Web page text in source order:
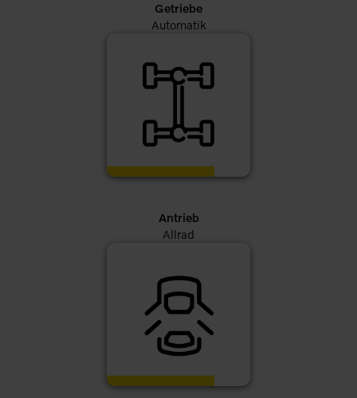
Getriebe
Automatik
Antrieb
Allrad